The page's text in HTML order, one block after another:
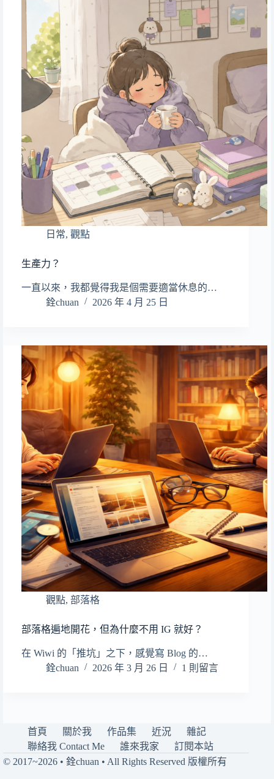
日常, 觀點
生產力？
一直以來，我都覺得我是個需要適當休息的…
銓chuan
2026 年 4 月 25 日
觀點, 部落格
部落格遍地開花，但為什麼不用 IG 就好？
在 Wiwi 的「推坑」之下，感覺寫 Blog 的…
銓chuan
2026 年 3 月 26 日 1 則留言
首頁 關於我 作品集 近況
雜記
聯絡我 Contact Me
誰來我家
訂閱本站
© 2017~2026 • 銓chuan • All Rights Reserved 版權所有